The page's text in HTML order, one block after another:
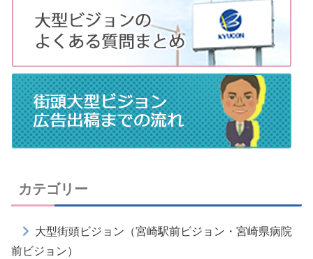
カテゴリー
大型街頭ビジョン（宮崎駅前ビジョン・宮崎県病院
前ビジョン）